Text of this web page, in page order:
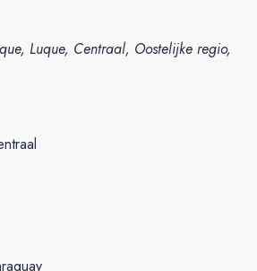
Luque, Centraal, Oostelijke regio,